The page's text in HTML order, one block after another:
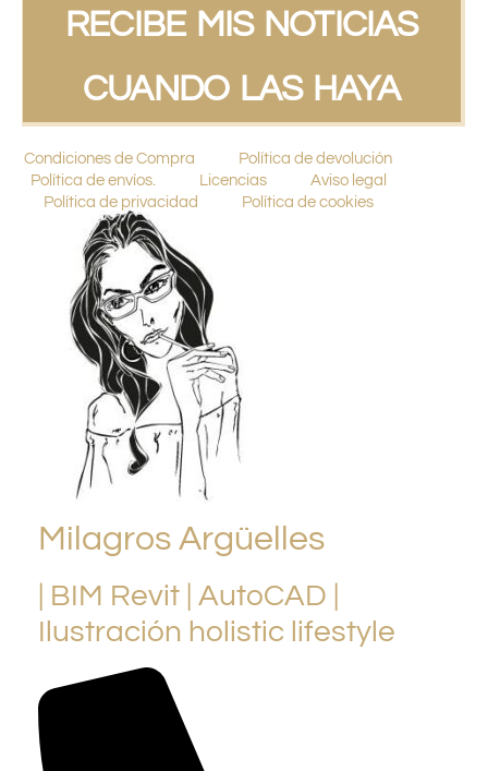
Milagros Argüelles
| BIM Revit | AutoCAD |
Ilustración holistic lifestyle
RECIBE MIS NOTICIAS
CUANDO LAS HAYA
Condiciones de Compra
Política de devolución
Política de envíos.
Licencias
Aviso legal
Política de privacidad
Política de cookies